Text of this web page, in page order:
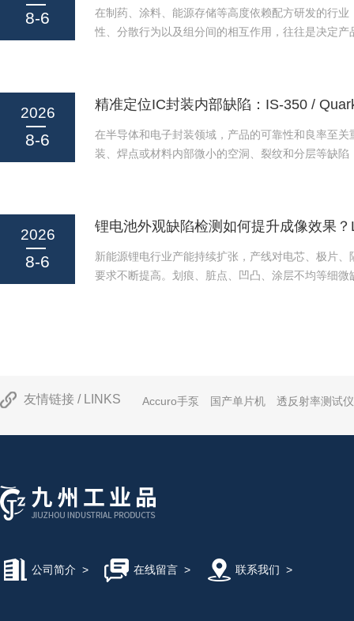
8-6
在制药、涂料、能源存储等高度依赖配方研发的行业
性、分散行为以及组分间的相互作用，往往是决定产
（NMR）弛豫分析仪，正致力于终结这一时代。它
侵入、实时的方式，洞悉悬浮液和浆料中颗粒的隐
建立在确凿的数据...
2026
8-6
在半导体和电子封装领域，产品的可靠性和良率至关
装、焊点或材料内部微小的空洞、裂纹和分层等缺陷
浸式超声波成像装置IS-350与Quark-200，正是为此
器。什么是水浸式超声波成像？水浸式超声波探伤是
测技术。它通过将样品和超...
2026
8-6
新能源锂电行业产能持续扩张，产线对电芯、极片、
要求不断提高。划痕、脏点、凹凸、涂层不均等细微
友情链接 / LINKS Accuro手泵 国产单片机 透反射率测试仪
公司简介 > 在线留言> 联系我们 >